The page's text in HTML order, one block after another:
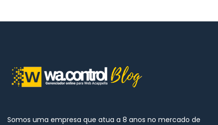
Somos uma empresa que atua a 8 anos no mercado de